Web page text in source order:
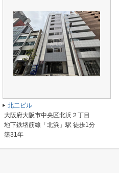
北二ビル
大阪府大阪市中央区北浜２丁目
地下鉄堺筋線「北浜」駅 徒歩1分
築31年